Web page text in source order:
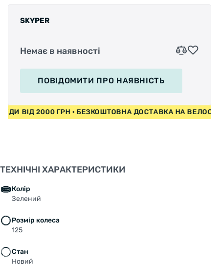
SKYPER
Немає в наявності
ПОВІДОМИТИ ПРО НАЯВНІСТЬ
ВІД 2000 ГРН • БЕЗКОШТОВНА ДОСТАВКА НА
ТЕХНІЧНІ ХАРАКТЕРИСТИКИ
Колір
Зелений
Розмір колеса
125
Стан
Новий